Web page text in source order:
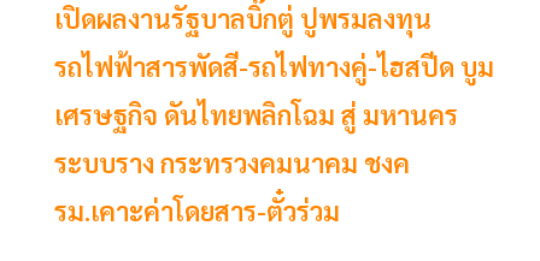
เปิดผลงานรัฐบาลบิ๊กตู่ ปูพรมลงทุน
รถไฟฟ้าสารพัดสี-รถไฟทางคู่-ไฮสปีด บูม
เศรษฐกิจ ดันไทยพลิกโฉม สู่ มหานคร
ระบบราง กระทรวงคมนาคม ชงค
รม.เคาะค่าโดยสาร-ตั๋วร่วม